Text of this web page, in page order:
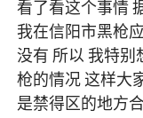
看了看这个事情
我在信阳市黑枪
没有 所以 我特
枪的情况 这样大
是禁得区的地方